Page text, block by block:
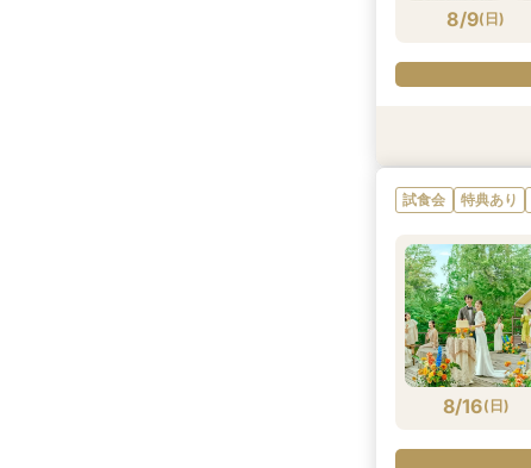
8/9( 日)
8/9( 日 )
8/9( 日 )
8/9( 日 )
8/9( 日 )
8/9( 日 )
試食会 特典あり
8/16( 日)